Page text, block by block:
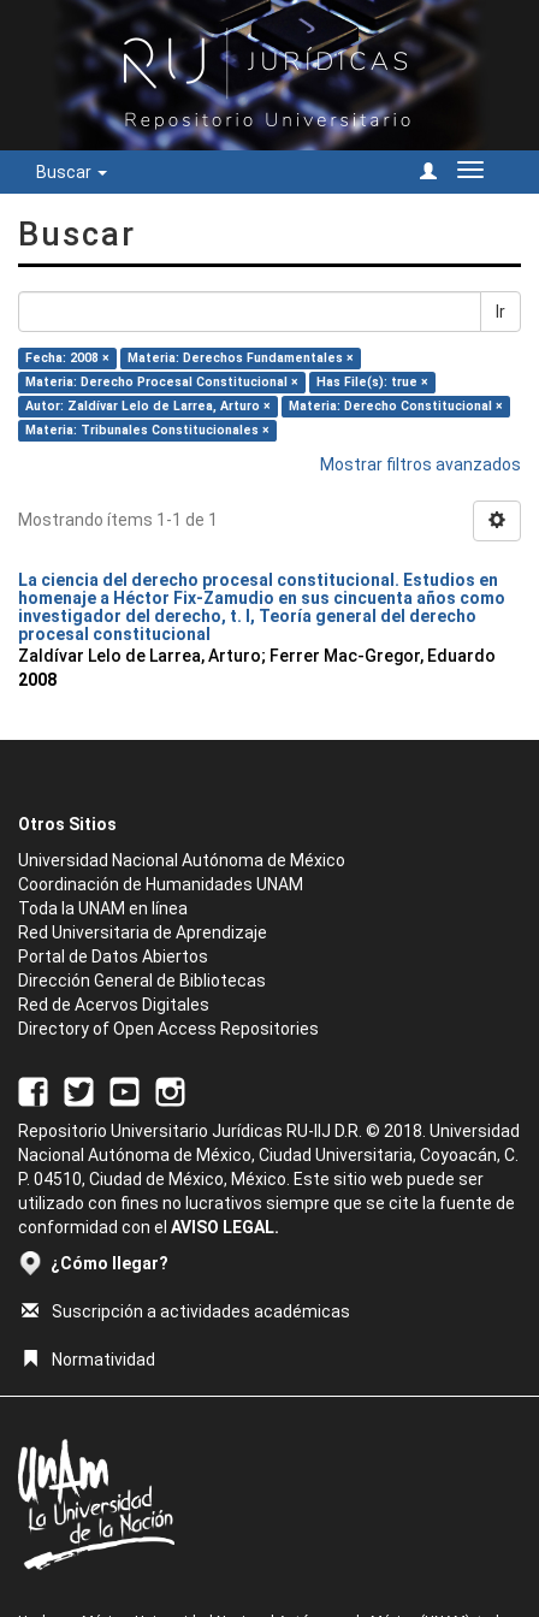
Buscar
Cambiar
Buscar
Ir
Fecha: 2008 ×
Materia: Derechos Fundamentales ×
Materia: Derecho Procesal Constitucional ×
Has File(s): true ×
Autor: Zaldívar Lelo de Larrea, Arturo ×
Materia: Derecho Constitucional ×
Materia: Tribunales Constitucionales ×
Mostrar filtros avanzados
Mostrando ítems 1-1 de 1
La ciencia del derecho procesal constitucional. Estudios en
homenaje a Héctor Fix-Zamudio en sus cincuenta años como
investigador del derecho, t. I, Teoría general del derecho
procesal constitucional
Zaldívar Lelo de Larrea, Arturo; Ferrer Mac-Gregor, Eduardo
2008
Otros Sitios
Universidad Nacional Autónoma de México
Coordinación de Humanidades UNAM
Toda la UNAM en línea
Red Universitaria de Aprendizaje
Portal de Datos Abiertos
Dirección General de Bibliotecas
Red de Acervos Digitales
Directory of Open Access Repositories
Repositorio Universitario Jurídicas RU-IIJ D.R. © 2018. Universidad
Nacional Autónoma de México, Ciudad Universitaria, Coyoacán, C.
P. 04510, Ciudad de México, México. Este sitio web puede ser
utilizado con fines no lucrativos siempre que se cite la fuente de
conformidad con el AVISO LEGAL.
¿Cómo llegar?
Suscripción a actividades académicas
Normatividad